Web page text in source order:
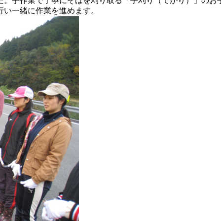
一緒に作業を進めます。